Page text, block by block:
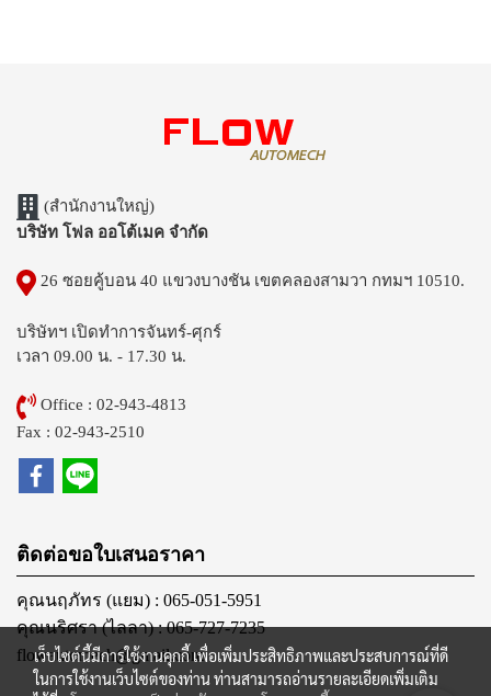
(สำนักงานใหญ่)
บริษัท โฟล ออโต้เมค จำกัด
26 ซอยคู้บอน 40 แขวงบางชัน เขตคลองสามวา กทมฯ 10510.
บริษัทฯ เปิดทำการจันทร์-ศุกร์
เวลา 09.00 น. - 17.30 น.
Office : 02-943-4813
Fax : 02-943-2510
ติดต่อขอใบเสนอราคา
คุณนฤภัทร (แยม) : 065-051-5951
คุณนริศรา (ไลลา) : 065-727-7235
flowautomech@gmail.com
เว็บไซต์นี้มีการใช้งานคุกกี้ เพื่อเพิ่มประสิทธิภาพและประสบการณ์ที่ดี
ในการใช้งานเว็บไซต์ของท่าน ท่านสามารถอ่านรายละเอียดเพิ่มเติม